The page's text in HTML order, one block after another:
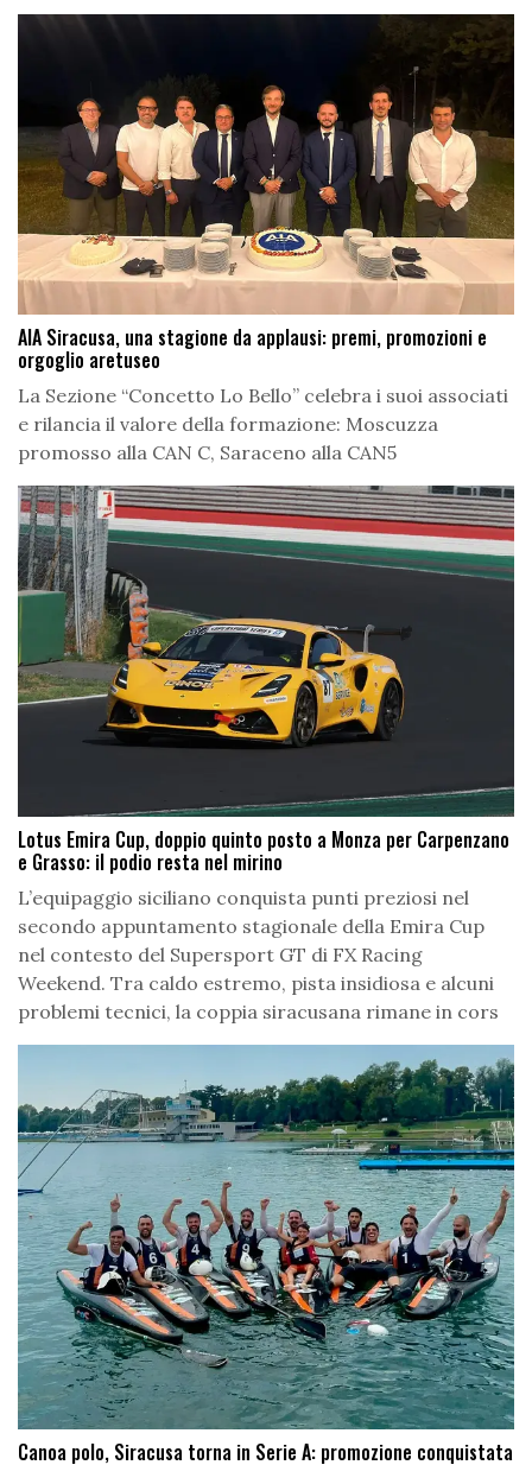
AIA Siracusa, una stagione da applausi: premi, promozioni e
orgoglio aretuseo
La Sezione “Concetto Lo Bello” celebra i suoi associati
e rilancia il valore della formazione: Moscuzza
promosso alla CAN C, Saraceno alla CAN5
Lotus Emira Cup, doppio quinto posto a Monza per Carpenzano
e Grasso: il podio resta nel mirino
L’equipaggio siciliano conquista punti preziosi nel
secondo appuntamento stagionale della Emira Cup
nel contesto del Supersport GT di FX Racing
Weekend. Tra caldo estremo, pista insidiosa e alcuni
problemi tecnici, la coppia siracusana rimane in cors
Canoa polo, Siracusa torna in Serie A: promozione conquistata